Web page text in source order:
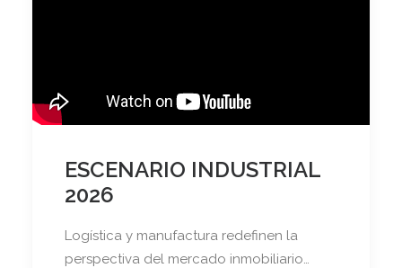
ESCENARIO INDUSTRIAL
2026
Logística y manufactura redefinen la
perspectiva del mercado inmobiliario…